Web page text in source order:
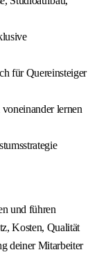
für Quereinsteiger
lernen
und führen
Kosten, Qualität
deiner Mitarbeiter